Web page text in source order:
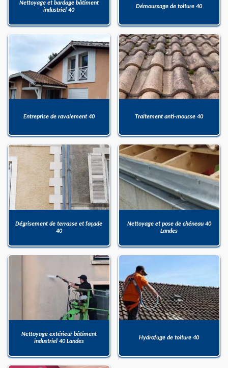
Nettoyage et bardage bâtiment
industriel 40
Démoussage de toiture 40
Entreprise de ravalement 40 Traitement anti-mousse 40
Dégrisement de terrasse et façade
40
Nettoyage et pose de chéneau 40
Landes
Nettoyage extérieur bâtiment
industriel 40 Landes
Hydrofuge de toiture 40